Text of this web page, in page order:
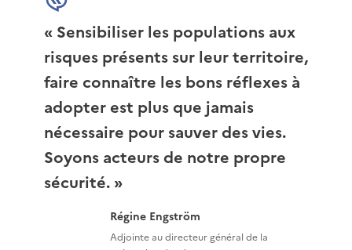
Sensibiliser les populations aux
risques présents sur leur territoire,
faire connaître les bons réflexes à
adopter est plus que jamais
nécessaire pour sauver des vies.
Soyons acteurs de notre propre
sécurité.
Régine Engström
Adjointe au directeur général de la